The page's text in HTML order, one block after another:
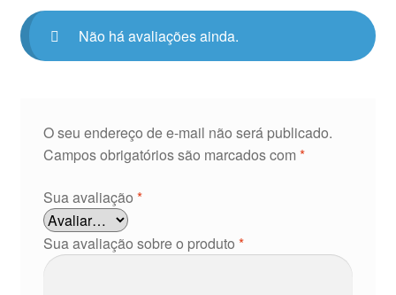
Não há avaliações ainda.
O seu endereço de e-mail não será publicado.
Campos obrigatórios são marcados com *
Sua avaliação *
Sua avaliação sobre o produto *